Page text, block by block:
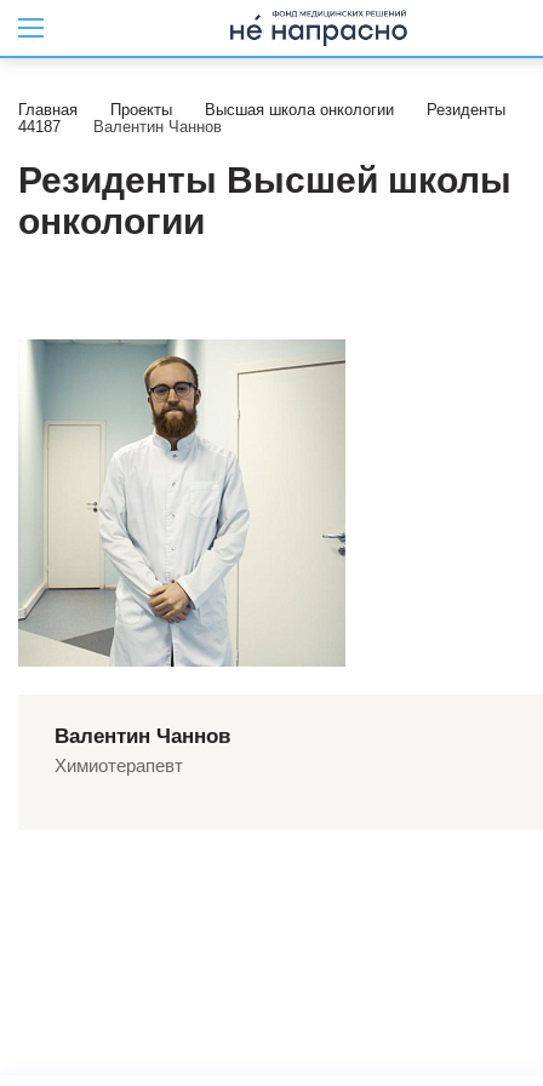
Главная Проекты Высшая школа онкологии
Резиденты
44187
Валентин Чаннов
Резиденты Высшей школы
онкологии
Валентин Чаннов
Химиотерапевт